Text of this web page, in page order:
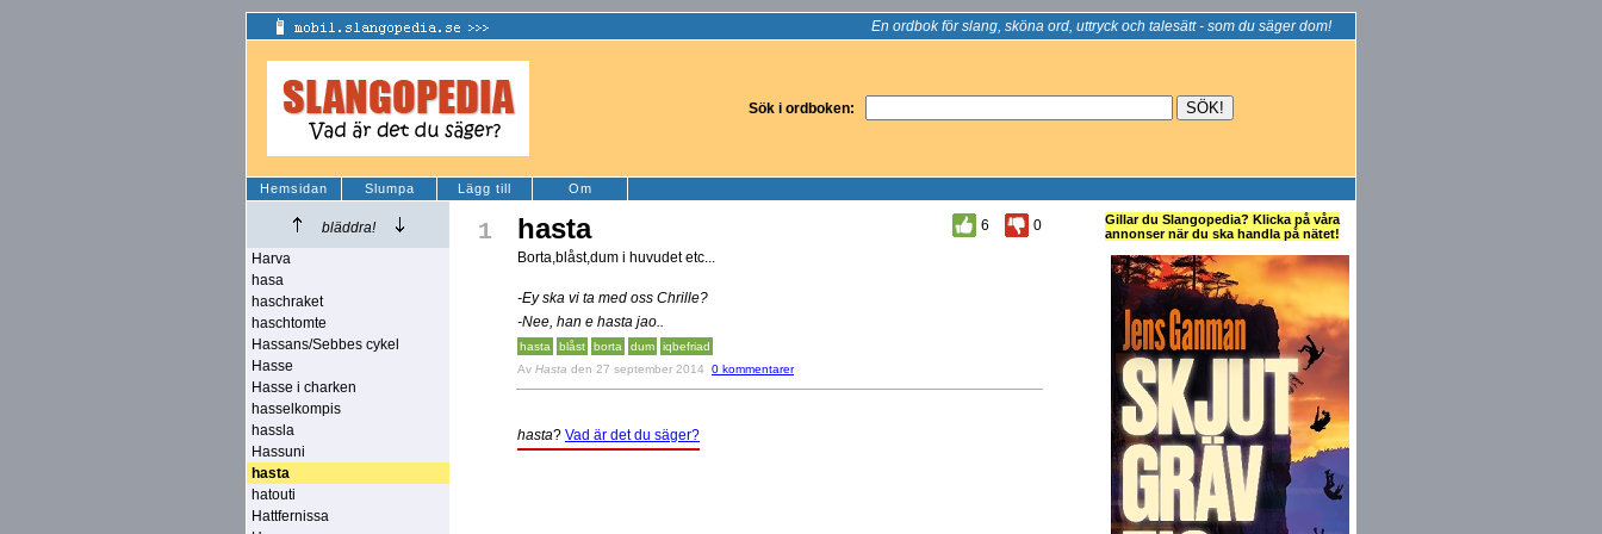
En ordbok för slang, sköna ord, uttryck och talesätt - som du säger dom!
Sök i ordboken:
Hemsidan Slumpa Lägg till Om
bläddra!
Harva
hasa
haschraket
haschtomte
Hassans/Sebbes cykel
Hasse
Hasse i charken
hasselkompis
hassla
Hassuni
hasta
hatouti
Hattfernissa
1 hasta 6
0
Borta,blåst,dum i huvudet etc...
-Ey ska vi ta med oss Chrille?
-Nee, han e hasta jao..
hasta blåst borta dum
iqbefriad
Av Hasta den 27 september 2014 0 kommentarer
hasta? Vad är det du säger?
Gillar du Slangopedia? Klicka på våra
annonser när du ska handla på nätet!